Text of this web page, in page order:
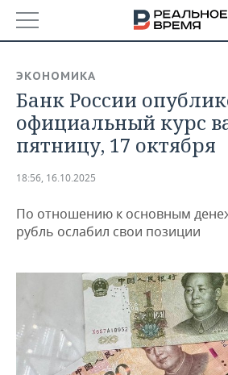
БАШКОРТОСТАН
ТАТАРСТАН
НОВОСТИ
АНАЛИТИКА
ДЕКЛАРАЦИИ О ДОХОДАХ
КОРОЛИ ГОСЗАКАЗА ПФО
ВУЗЫ ТАТАРСТАНА
КОМУ ПРИНАДЛЕЖАТ
ТОРГОВЫЕ ЦЕНТРЫ
ТАТАРСТАНА
НОВОСТИ ЭКОНОМИКИ
ФИНАНСЫ
ИНВЕСТИЦИИ
ПРОМЫШЛЕННОСТЬ
НОВОСТИ
АГРОПРОМ
МАШИНОСТРОЕНИЕ
НЕФТЕХИМИЯ
НЕДВИЖИМОСТЬ
НОВОСТИ НЕДВИЖИМОСТИ
НОВОСТИ БИЗНЕСА
ТЕХНОЛОГИИ
ЭКОНОМИКА
Банк России
официальный курс
пятницу, 17 октября
18:56, 16.10.2025
По отношению к основным
рубль ослабил свои позиции